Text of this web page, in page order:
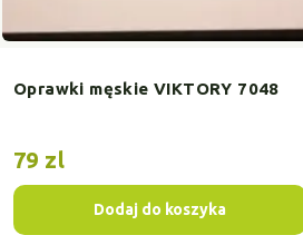
Oprawki męskie VIKTORY 7048
79 zl
Dodaj do koszyka